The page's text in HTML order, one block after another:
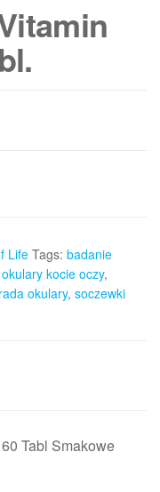
LifeTags: badanie
okulary kocie oczy,
okulary, soczewki
Tabl Smakowe